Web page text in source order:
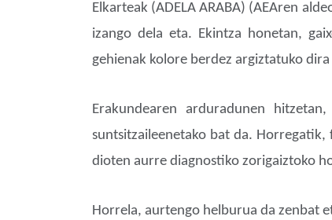
Elkarteak (ADELA ARABA) (AEAren
izango dela eta. Ekintza honetan,
gehienak kolore berdez argiztatuko
Erakundearen arduradunen
suntsitzaileenetako bat da.
dioten aurre diagnostiko zorigaiztoko
Horrela, aurtengo helburua da zenbat